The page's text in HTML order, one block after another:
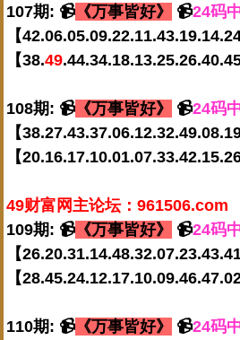
107期: 📹 《万事皆好》 📹24码
【
【38.49
108期: 📹 《万事皆好》 📹24码
【
【
49财富网主论坛：961506.com
109期: 📹 《万事皆好》 📹24码
【
【
110期: 📹 《万事皆好》 📹24码